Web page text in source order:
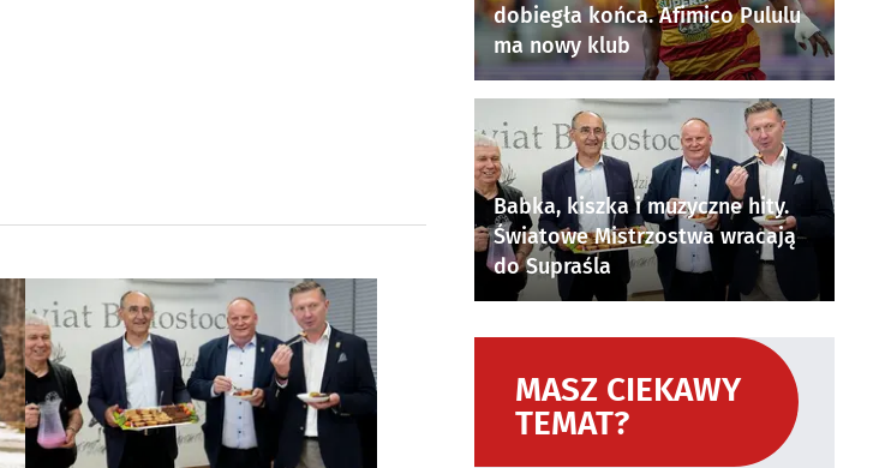
dobiegła końca. Afimico Pululu
ma nowy klub
Babka, kiszka i muzyczne hity.
Światowe Mistrzostwa wracają
do Supraśla
MASZ CIEKAWY
TEMAT?